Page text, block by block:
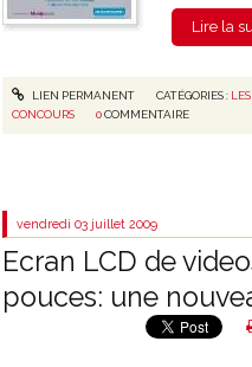
Lire la
LIEN PERMANENT CATÉGORIES :
CONCOURS
0 COMMENTAIRE
vendredi 03 juillet 2009
Ecran LCD de
pouces: une